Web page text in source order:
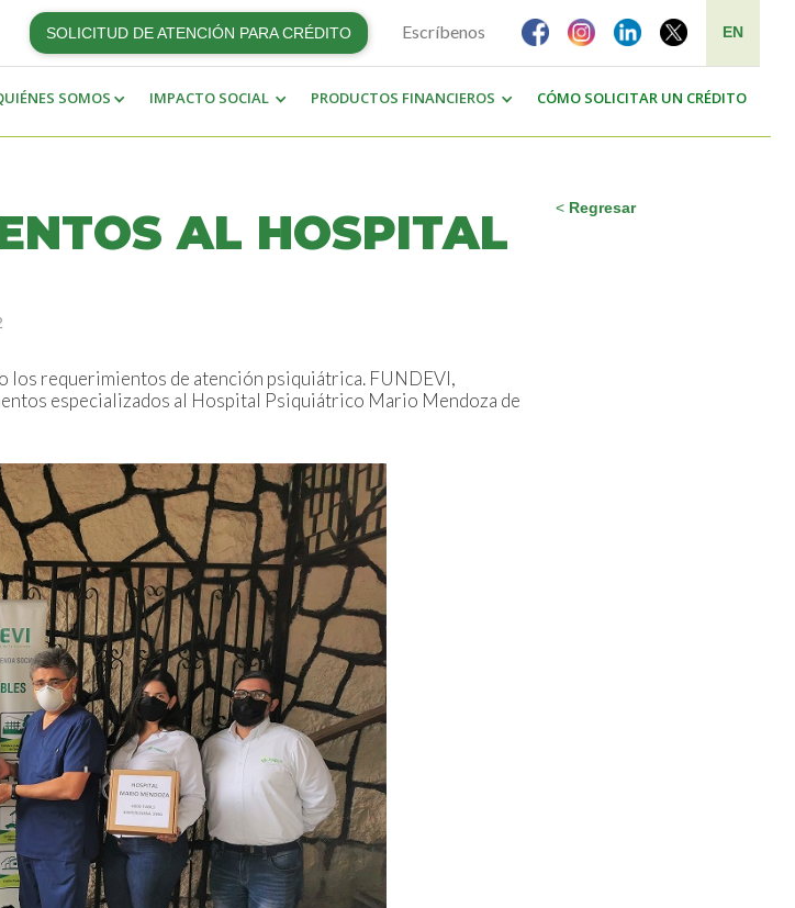
SOLICITUD DE ATENCIÓN PARA CRÉDITO Escríbenos EN
SOMOS IMPACTO SOCIAL PRODUCTOS FINANCIEROS CÓMO SOLICITAR UN CRÉDITO
< Regresar
AL HOSPITAL
los requerimientos de atención psiquiátrica. FUNDEVI,
especializados al Hospital Psiquiátrico Mario Mendoza de